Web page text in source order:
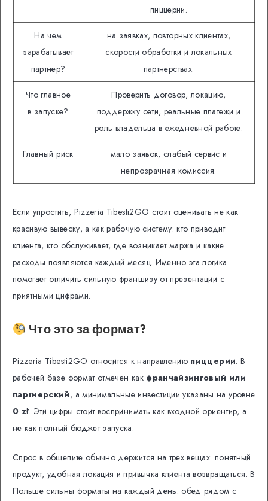
пиццерии.
На чем
зарабатывает
партнер?
на заявках, повторных клиентах,
скорости обработки и локальных
партнерствах.
Что главное
в запуске?
Проверить договор, локацию,
поддержку сети, реальные платежи и
роль владельца в ежедневной работе.
Главный риск
мало заявок, слабый сервис и
непрозрачная комиссия.
Если упростить, Pizzeria Tibesti2GO стоит оценивать не как
красивую вывеску, а как рабочую систему: кто приводит
клиента, кто обслуживает, где возникает маржа и какие
расходы появляются каждый месяц. Именно эта логика
помогает отличить сильную франшизу от презентации с
приятными цифрами.
Что это за формат?
Pizzeria Tibesti2GO относится к направлению пиццерии. В
рабочей базе формат отмечен как франчайзинговый или
партнерский, а минимальные инвестиции указаны на уровне
0 zł. Эти цифры стоит воспринимать как входной ориентир, а
не как полный бюджет запуска.
Спрос в общепите обычно держится на трех вещах: понятный
продукт, удобная локация и привычка клиента возвращаться. В
Польше сильны форматы на каждый день: обед рядом с